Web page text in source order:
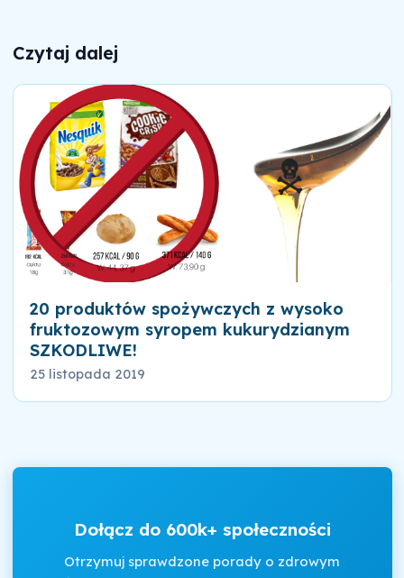
Czytaj dalej
20 produktów spożywczych z wysoko
fruktozowym syropem kukurydzianym
SZKODLIWE!
25 listopada 2019
Dołącz do 600k+ społeczności
Otrzymuj sprawdzone porady o zdrowym